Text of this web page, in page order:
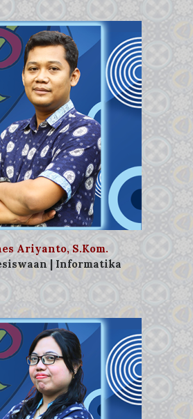
Ariyanto, S.Kom.
| Informatika